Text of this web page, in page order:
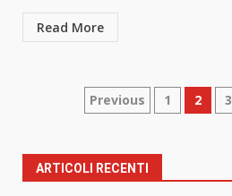
Read More
Paginazione
articoli
Previous 1 2 3
ARTICOLI RECENTI